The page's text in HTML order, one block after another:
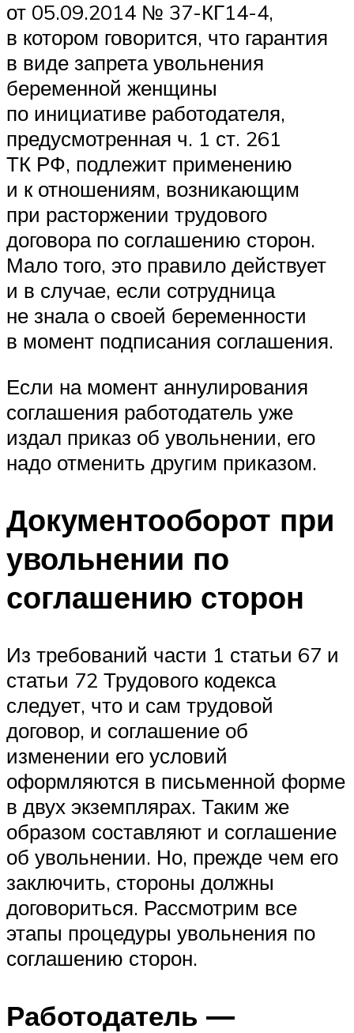
от 05.09.2014 № 37-КГ14-4,
в котором говорится, что гарантия
в виде запрета увольнения
беременной женщины
по инициативе работодателя,
предусмотренная ч. 1 ст. 261
ТК РФ, подлежит применению
и к отношениям, возникающим
при расторжении трудового
договора по соглашению сторон.
Мало того, это правило действует
и в случае, если сотрудница
не знала о своей беременности
в момент подписания соглашения.
Если на момент аннулирования
соглашения работодатель уже
издал приказ об увольнении, его
надо отменить другим приказом.
Документооборот при
увольнении по
соглашению сторон
Из требований части 1 статьи 67 и
статьи 72 Трудового кодекса
следует, что и сам трудовой
договор, и соглашение об
изменении его условий
оформляются в письменной форме
в двух экземплярах. Таким же
образом составляют и соглашение
об увольнении. Но, прежде чем его
заключить, стороны должны
договориться. Рассмотрим все
этапы процедуры увольнения по
соглашению сторон.
Работодатель —